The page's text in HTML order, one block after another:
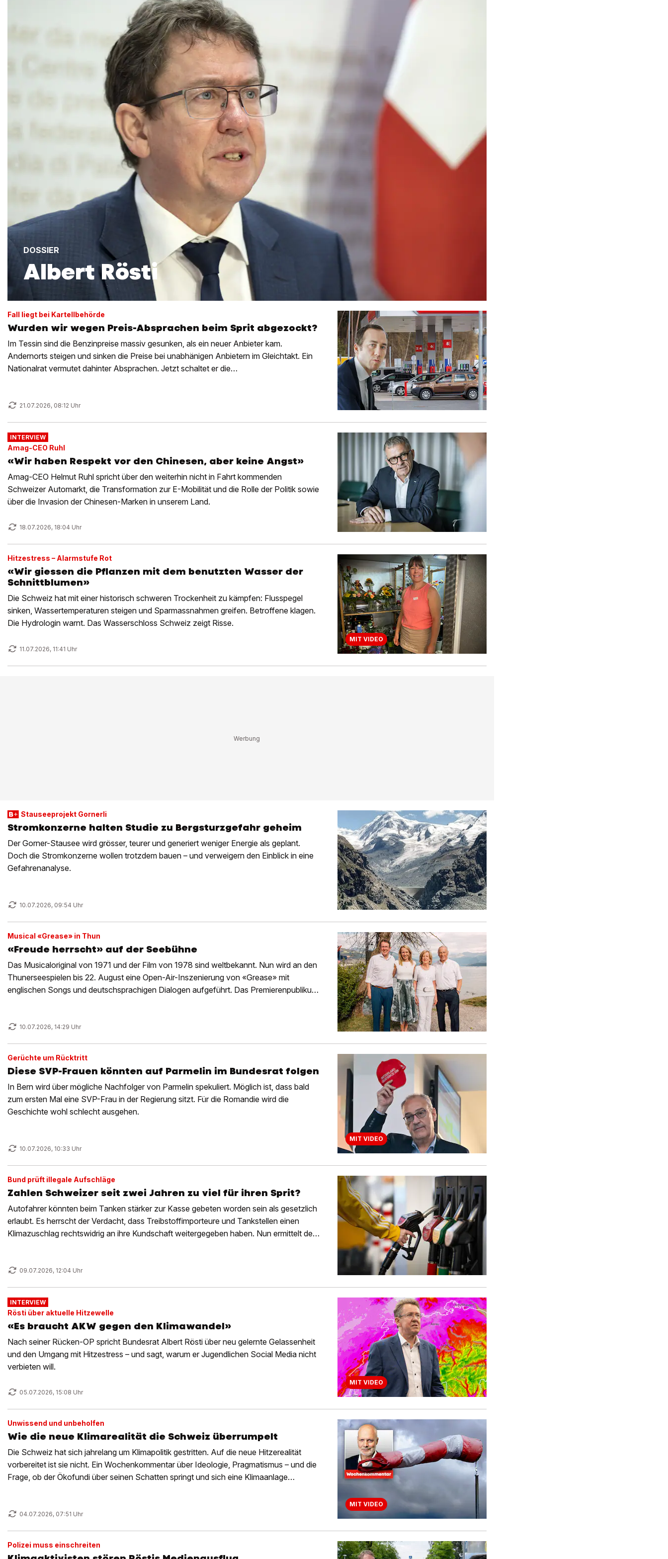
DOSSIER
Albert Rösti
Fall liegt bei Kartellbehörde
Wurden wir wegen Preis-Absprachen beim Sprit abgezockt?
Im Tessin sind die Benzinpreise massiv gesunken, als ein neuer Anbieter kam.
Andernorts steigen und sinken die Preise bei unabhänigen Anbietern im Gleichtakt. Ein
Nationalrat vermutet dahinter Absprachen. Jetzt schaltet er die
21.07.2026, 08:12 Uhr
INTERVIEW
Amag-CEO Ruhl
«Wir haben Respekt vor den Chinesen, aber keine Angst»
Amag-CEO Helmut Ruhl spricht über den weiterhin nicht in Fahrt kommenden
Schweizer Automarkt, die Transformation zur E-Mobilität und die Rolle der Politik sowie
über die Invasion der Chinesen-Marken in unserem Land.
18.07.2026, 18:04 Uhr
Hitzestress – Alarmstufe Rot
«Wir giessen die Pflanzen mit dem benutzten Wasser der
Schnittblumen»
Die Schweiz hat mit einer historisch schweren Trockenheit zu kämpfen: Flusspegel
sinken, Wassertemperaturen steigen und Sparmassnahmen greifen. Betroffene klagen.
Die Hydrologin warnt. Das Wasserschloss Schweiz zeigt Risse.
11.07.2026, 11:41 Uhr
MIT VIDEO
Stauseeprojekt Gornerli
Stromkonzerne halten Studie zu Bergsturzgefahr geheim
Der Gorner-Stausee wird grösser, teurer und generiert weniger Energie als geplant.
Doch die Stromkonzerne wollen trotzdem bauen – und verweigern den Einblick in eine
Gefahrenanalyse.
10.07.2026, 09:54 Uhr
Musical «Grease» in Thun
«Freude herrscht» auf der Seebühne
Das Musicaloriginal von 1971 und der Film von 1978 sind weltbekannt. Nun wird an den
Thunerseespielen bis 22. August eine Open-Air-Inszenierung von «Grease» mit
englischen Songs und deutschsprachigen Dialogen aufgeführt. Das Premierenpublikum
10.07.2026, 14:29 Uhr
Gerüchte um Rücktritt
Diese SVP-Frauen könnten auf Parmelin im Bundesrat folgen
In Bern wird über mögliche Nachfolger von Parmelin spekuliert. Möglich ist, dass bald
zum ersten Mal eine SVP-Frau in der Regierung sitzt. Für die Romandie wird die
Geschichte wohl schlecht ausgehen.
10.07.2026, 10:33 Uhr
MIT VIDEO
Bund prüft illegale Aufschläge
Zahlen Schweizer seit zwei Jahren zu viel für ihren Sprit?
Autofahrer könnten beim Tanken stärker zur Kasse gebeten worden sein als gesetzlich
erlaubt. Es herrscht der Verdacht, dass Treibstoffimporteure und Tankstellen einen
Klimazuschlag rechtswidrig an ihre Kundschaft weitergegeben haben. Nun ermittelt der
09.07.2026, 12:04 Uhr
INTERVIEW
Rösti über aktuelle Hitzewelle
«Es braucht AKW gegen den Klimawandel»
Nach seiner Rücken-OP spricht Bundesrat Albert Rösti über neu gelernte Gelassenheit
und den Umgang mit Hitzestress – und sagt, warum er Jugendlichen Social Media nicht
verbieten will.
05.07.2026, 15:08 Uhr
MIT VIDEO
Unwissend und unbeholfen
Wie die neue Klimarealität die Schweiz überrumpelt
Die Schweiz hat sich jahrelang um Klimapolitik gestritten. Auf die neue Hitzerealität
vorbereitet ist sie nicht. Ein Wochenkommentar über Ideologie, Pragmatismus – und die
Frage, ob der Ökofundi über seinen Schatten springt und sich eine Klimaanlage
04.07.2026, 07:51 Uhr
MIT VIDEO
Polizei muss einschreiten